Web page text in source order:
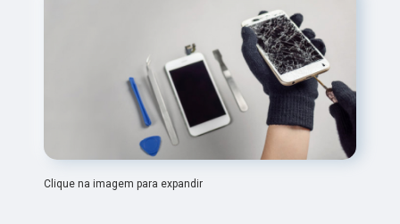
Clique na imagem para expandir